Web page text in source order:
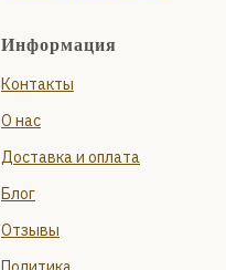
Информация
Контакты
О нас
Доставка и оплата
Блог
Отзывы